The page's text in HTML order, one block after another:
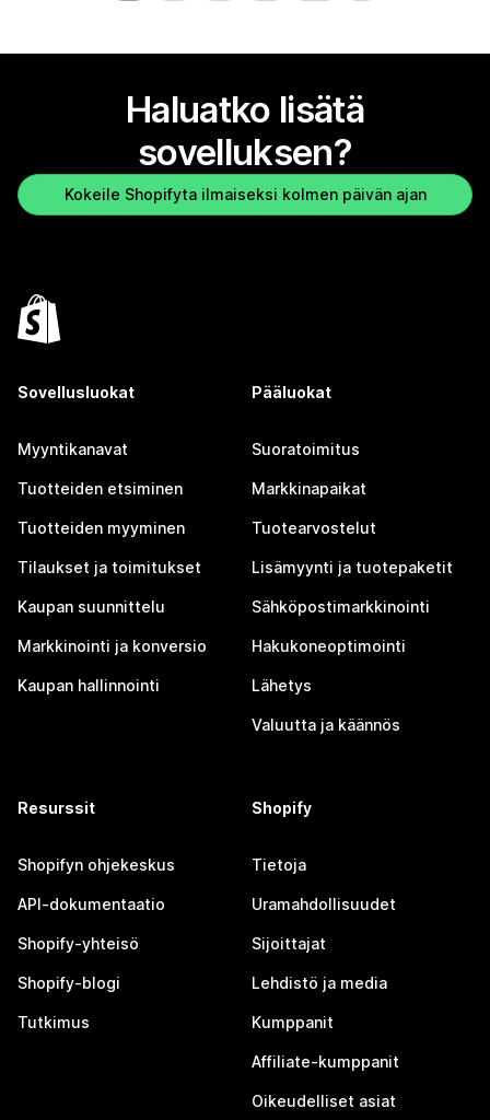
Haluatko lisätä
sovelluksen?
Kokeile Shopifyta ilmaiseksi kolmen päivän ajan
Sovellusluokat
Myyntikanavat
Tuotteiden etsiminen
Tuotteiden myyminen
Tilaukset ja toimitukset
Kaupan suunnittelu
Markkinointi ja konversio
Kaupan hallinnointi
Pääluokat
Suoratoimitus
Markkinapaikat
Tuotearvostelut
Lisämyynti ja tuotepaketit
Sähköpostimarkkinointi
Hakukoneoptimointi
Lähetys
Valuutta ja käännös
Resurssit
Shopifyn ohjekeskus
API-dokumentaatio
Shopify-yhteisö
Shopify-blogi
Tutkimus
Shopify
Tietoja
Uramahdollisuudet
Sijoittajat
Lehdistö ja media
Kumppanit
Affiliate-kumppanit
Oikeudelliset asiat